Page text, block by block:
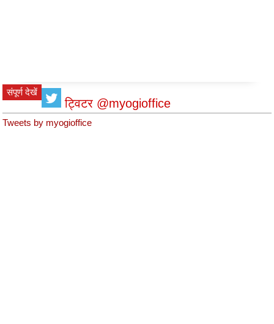
संपूर्ण देखें
ट्विटर @myogioffice
Tweets by myogioffice